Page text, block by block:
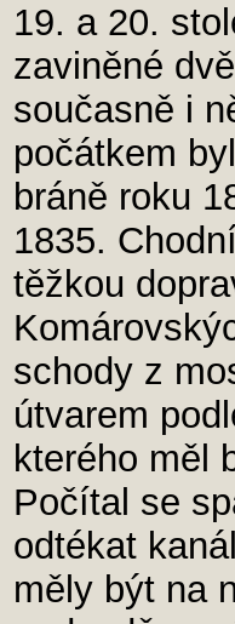
19. a 20.
zaviněné
současně i
počátkem
bráně roku
1835.
těžkou
schody z
útvarem
kterého měl
Počítal se
odtékat
měly být na